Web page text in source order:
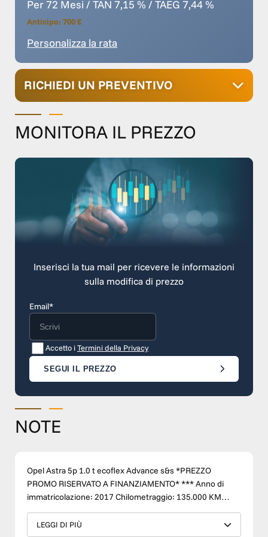
Per 72 Mesi / TAN 7,15 % / TAEG 7,44 %
Anticipo: 700 €
Personalizza la rata
RICHIEDI UN PREVENTIVO
MONITORA IL PREZZO
Inserisci la tua mail per ricevere le informazioni
sulla modifica di prezzo
Email*
Accetto iTermini della Privacy
SEGUI IL PREZZO
NOTE
Opel Astra 5p 1.0 t ecoflex Advance s&s *PREZZO
PROMO RISERVATO A FINANZIAMENTO* *** Anno di
immatricolazione: 2017 Chilometraggio: 135.000 KM
MANUALE Accessori: ABS,AUTORADIO DIGITALE,
LEGGI DI PIÙ